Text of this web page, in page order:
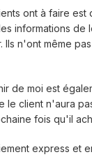
ont à faire est
informations de
Ils n'ont même
de moi est
le client n'aura
fois qu'il
express et